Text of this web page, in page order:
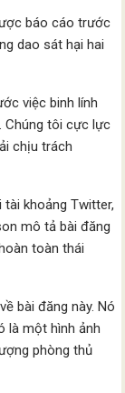
báo cáo trước
dao sát hại hai
việc binh lính
Chúng tôi cực lực
chịu trách
khoảng Twitter,
mô tả bài đăng
toàn thái
bài đăng này. Nó
là một hình ảnh
phòng thủ